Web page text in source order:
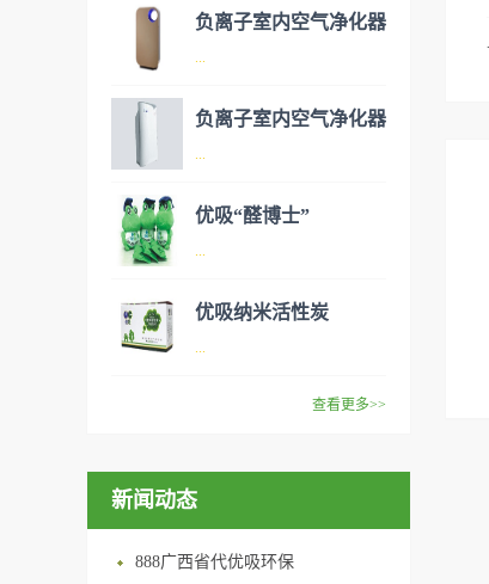
般包括PM2.5、粉尘、花粉、
高空气清洁度的效果。主要功
能：除甲醛/除异味/杀菌应用
所、使用方法：见产品说明手
册
负离子室内空气净化器
...
般包括PM2.5、粉尘、花粉、
高空气清洁度的效果。主要功
能：除甲醛/除异味/杀菌应用
所、使用方法：见产品说明手
负离子室内空气净化器
...
般包括PM2.5、粉尘、花粉、
效去除挥发性有机物，有效提
所、使用方法：见产品说明手
优吸“醛博士”
...
在甲醛领域是非常专业的一位
以辅助净化空气，醛博士一肚
用。放在车里不仅能装饰更能
优吸纳米活性炭
...
无定形碳，也有排列规整的晶
体碳。优吸活性炭具有较强的
吸附性，广泛应用于生产、生
查看更多>>
新闻动态
888广西省代优吸环保